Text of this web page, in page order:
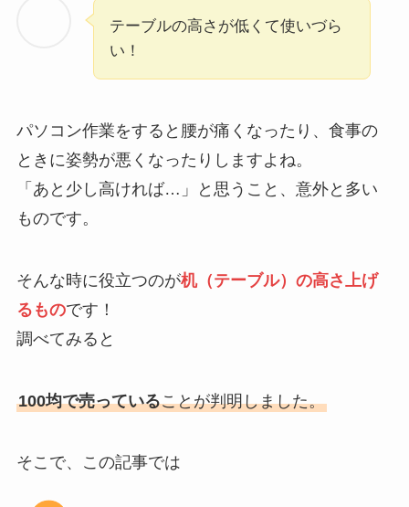
テーブルの高さが低くて使いづら
い！
パソコン作業をすると腰が痛くなったり、食事の
ときに姿勢が悪くなったりしますよね。
「あと少し高ければ…」と思うこと、意外と多い
ものです。
そんな時に役立つのが机（テーブル）の高さ上げ
るものです！
調べてみると
100均で売っていることが判明しました。
そこで、この記事では